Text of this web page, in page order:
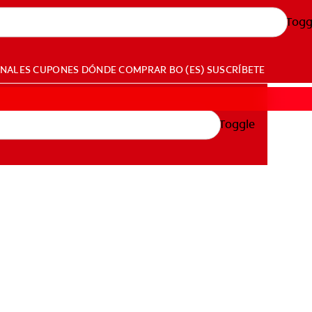
CUPONES DÓNDE COMPRAR BO (ES) SUSCRÍBETE
Toggle